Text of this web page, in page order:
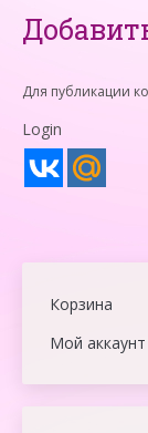
Для публикации
Login
Корзина
Мой аккаунт